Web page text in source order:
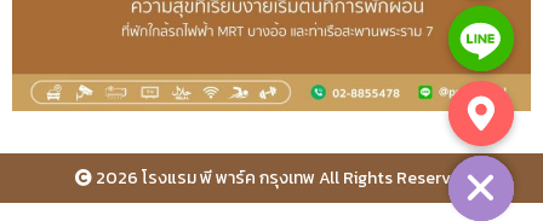
2026 โรงแรม พี พาร์ค กรุงเทพ All Rights Reserved
Hide chaty